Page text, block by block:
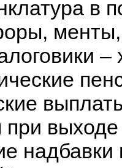
в
менты,
–
при
надбавки